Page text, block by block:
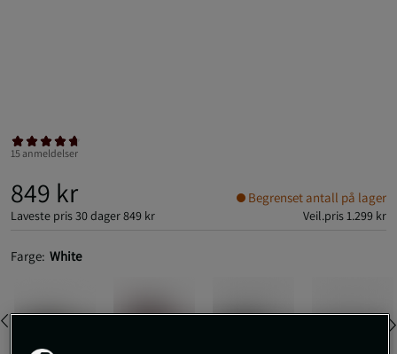
15 anmeldelser
849 kr
Laveste pris 30 dager849 kr Veil.pris1.299 kr
Begrenset antall på lager
Farge: White